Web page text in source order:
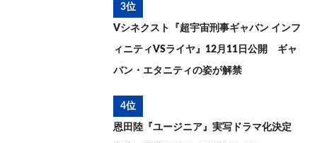
3位
Vシネクスト『超宇宙刑事ギャバン インフ
ィニティVSライヤ』12月11日公開 ギャ
バン・エタニティの姿が解禁
4位
恩田陸『ユージニア』実写ドラマ化決定